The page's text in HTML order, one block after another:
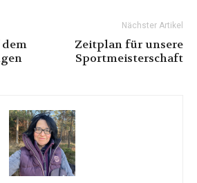
dem
Nächster Artikel
Zeitplan für unsere
Sportmeisterschaft